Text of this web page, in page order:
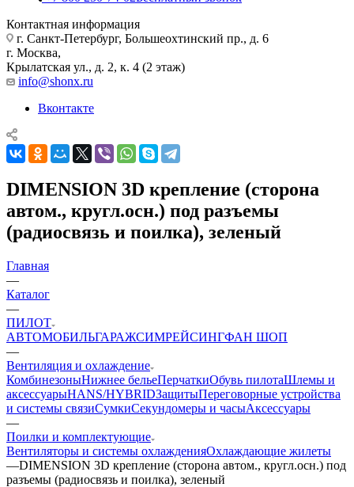
Контактная информация
г. Санкт-Петербург, Большеохтинский пр., д. 6
г. Москва,
Крылатская ул., д. 2, к. 4 (2 этаж)
info@shonx.ru
Вконтакте
DIMENSION 3D крепление (сторона
автом., кругл.осн.) под разъемы
(радиосвязь и поилка), зеленый
Главная
—
Каталог
—
ПИЛОТ
АВТОМОБИЛЬГАРАЖСИМРЕЙСИНГФАН ШОП
—
Вентиляция и охлаждение
КомбинезоныНижнее бельеПерчаткиОбувь пилотаШлемы и
аксессуарыHANS/HYBRIDЗащитыПереговорные устройства
и системы связиСумкиСекундомеры и часыАксессуары
—
Поилки и комплектующие
Вентиляторы и системы охлажденияОхлаждающие жилеты
—DIMENSION 3D крепление (сторона автом., кругл.осн.) под
разъемы (радиосвязь и поилка), зеленый